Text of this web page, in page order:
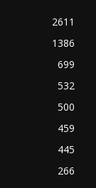
2611
1386
699
532
500
459
445
266